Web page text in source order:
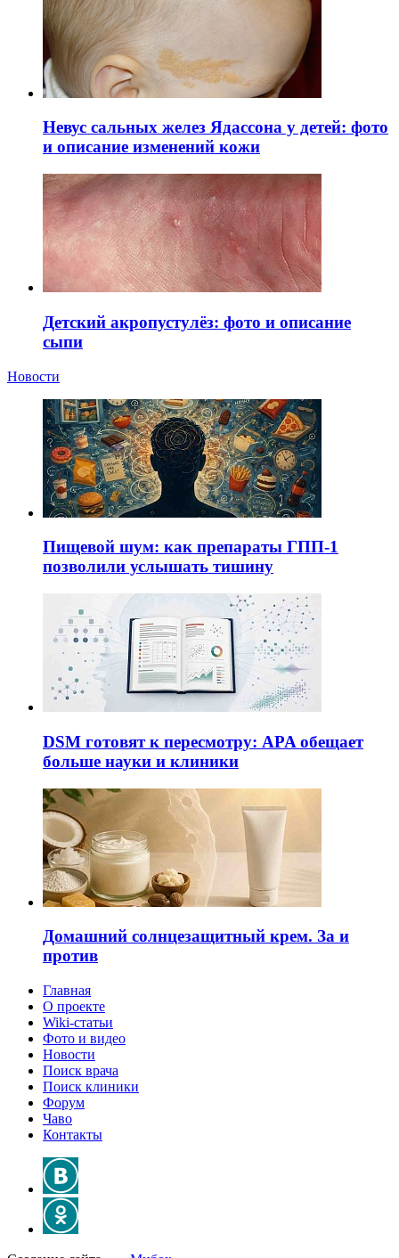
Невус сальных желез Ядассона у детей: фото
и описание изменений кожи
Детский акропустулёз: фото и описание
сыпи
Новости
Пищевой шум: как препараты ГПП-1
позволили услышать тишину
DSM готовят к пересмотру: APA обещает
больше науки и клиники
Домашний солнцезащитный крем. За и
против
Главная
О проекте
Wiki-статьи
Фото и видео
Новости
Поиск врача
Поиск клиники
Форум
Чаво
Контакты